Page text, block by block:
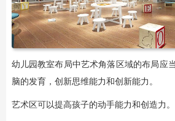
幼儿园教室布局中艺术角落区域的布局应
脑的发育，创新思维能力和创新能力。
艺术区可以提高孩子的动手能力和创造力。